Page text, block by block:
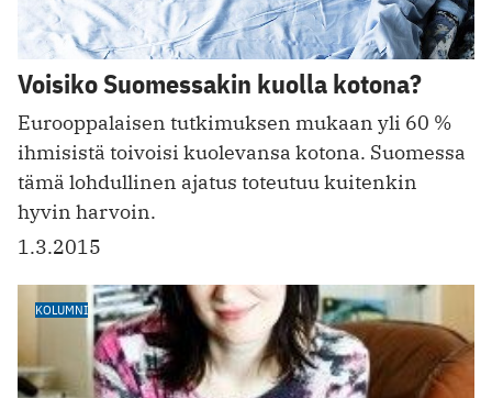
Voisiko Suomessakin kuolla kotona?
Eurooppalaisen tutkimuksen mukaan yli 60 %
ihmisistä toivoisi kuolevansa kotona. Suomessa
tämä lohdullinen ajatus toteutuu kuitenkin
hyvin harvoin.
1.3.2015
KOLUMNI